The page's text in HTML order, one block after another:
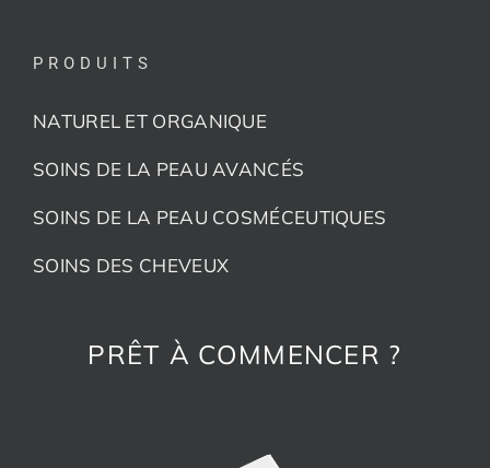
PRODUITS
NATUREL ET ORGANIQUE
SOINS DE LA PEAU AVANCÉS
SOINS DE LA PEAU COSMÉCEUTIQUES
SOINS DES CHEVEUX
PRÊT À COMMENCER ?